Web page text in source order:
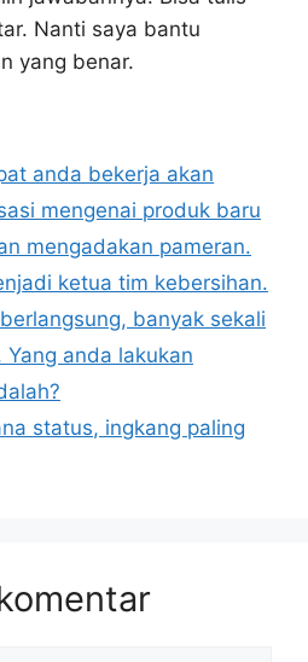
Nanti saya bantu
yang benar.
anda bekerja akan
mengenai produk baru
mengadakan pameran.
ketua tim kebersihan.
banyak sekali
anda lakukan
status, ingkang paling